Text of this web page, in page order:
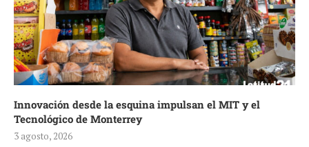
Innovación desde la esquina impulsan el MIT y el
Tecnológico de Monterrey
3 agosto, 2026